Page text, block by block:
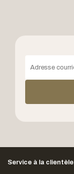
Service à la clientèle